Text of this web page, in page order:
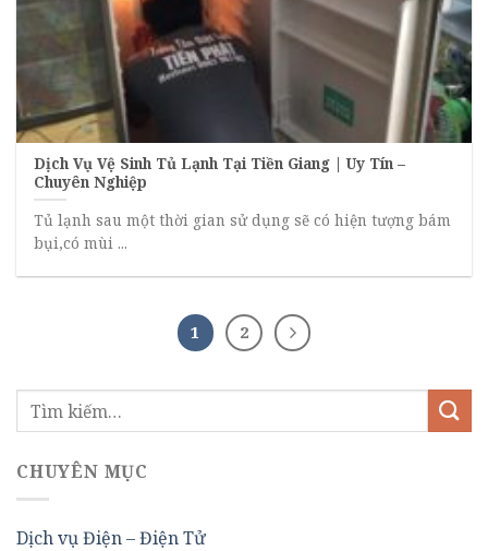
Dịch Vụ Vệ Sinh Tủ Lạnh Tại Tiền Giang | Uy Tín –
Chuyên Nghiệp
Tủ lạnh sau một thời gian sử dụng sẽ có hiện tượng bám
bụi,có mùi ...
1 2
CHUYÊN MỤC
Dịch vụ Điện – Điện Tử